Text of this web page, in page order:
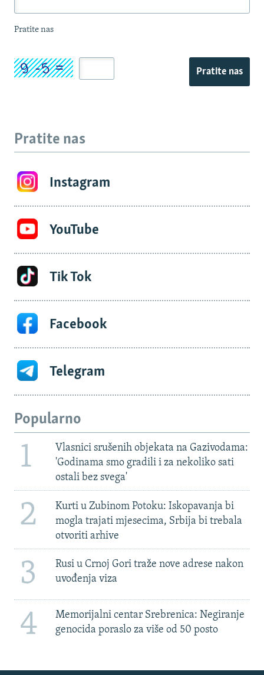
Pratite nas
Pratite nas
Pratite nas
Instagram
YouTube
Tik Tok
Facebook
Telegram
Popularno
1
Vlasnici srušenih objekata na Gazivodama:
'Godinama smo gradili i za nekoliko sati
ostali bez svega'
2
Kurti u Zubinom Potoku: Iskopavanja bi
mogla trajati mjesecima, Srbija bi trebala
otvoriti arhive
3
Rusi u Crnoj Gori traže nove adrese nakon
uvođenja viza
4
Memorijalni centar Srebrenica: Negiranje
genocida poraslo za više od 50 posto